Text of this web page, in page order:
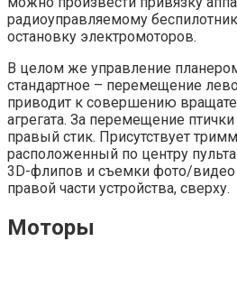
радиоуправляемому
остановку электромоторов.
В целом же управление
стандартное – перемещение
приводит к совершению
агрегата. За перемещение
правый стик. Присутствует
расположенный по центру
3D-флипов и съемки фото/
правой части устройства, сверху.
Моторы